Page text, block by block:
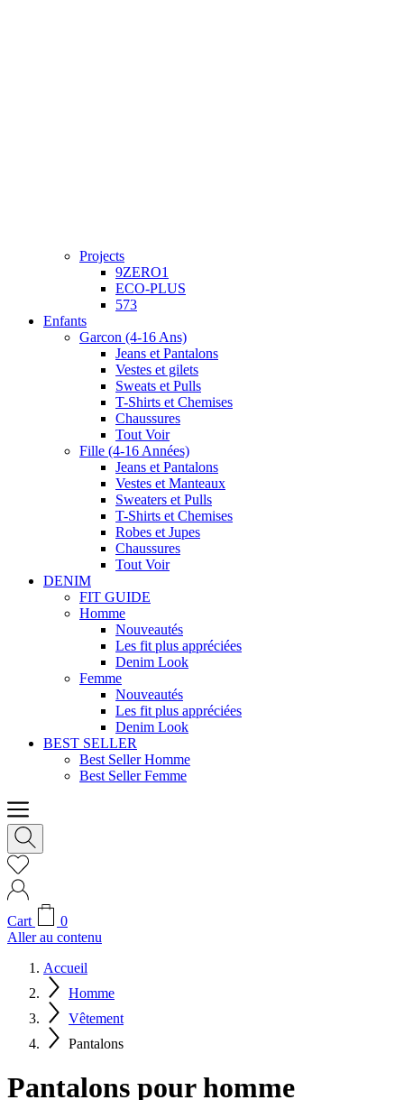
Projects
9ZERO1
ECO-PLUS
573
Enfants
Garcon (4-16 Ans)
Jeans et Pantalons
Vestes et gilets
Sweats et Pulls
T-Shirts et Chemises
Chaussures
Tout Voir
Fille (4-16 Années)
Jeans et Pantalons
Vestes et Manteaux
Sweaters et Pulls
T-Shirts et Chemises
Robes et Jupes
Chaussures
Tout Voir
DENIM
FIT GUIDE
Homme
Nouveautés
Les fit plus appréciées
Denim Look
Femme
Nouveautés
Les fit plus appréciées
Denim Look
BEST SELLER
Best Seller Homme
Best Seller Femme
Cart
0
Aller au contenu
Accueil
Homme
Vêtement
Pantalons
Pantalons pour homme